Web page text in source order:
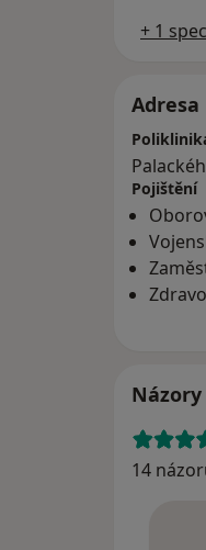
+ 1
Adresa
Pojištění
14